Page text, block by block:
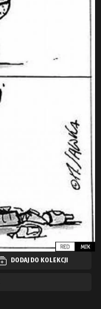
DODAJ DO KOLEKCJI